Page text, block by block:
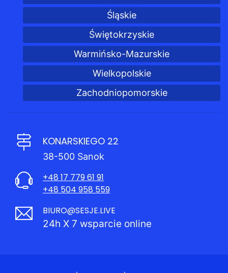
Śląskie
Świętokrzyskie
Warmińsko-Mazurskie
Wielkopolskie
Zachodniopomorskie
KONARSKIEGO 22
38-500 Sanok
+48 17 779 61 91
+48 504 958 559
BIURO@SESJE.LIVE
24h X 7 wsparcie online